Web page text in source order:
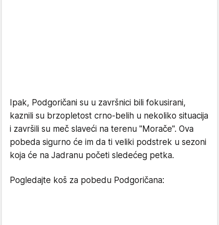
Ipak, Podgoričani su u završnici bili fokusirani,
kaznili su brzopletost crno-belih u nekoliko situacija
i završili su meč slaveći na terenu "Morače". Ova
pobeda sigurno će im da ti veliki podstrek u sezoni
koja će na Jadranu početi sledećeg petka.
Pogledajte koš za pobedu Podgoričana: